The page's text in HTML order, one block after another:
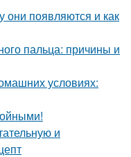
они появляются и как
пальца: причины и
условиях:
и